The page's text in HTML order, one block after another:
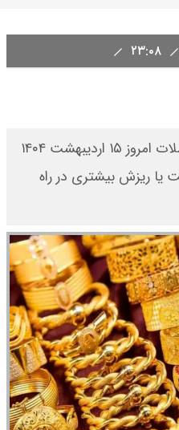
قیمت طلا و سکه در پایان معاملات امروز ۱۵ اردیبهشت ۱۴۰۴
یا ریزش بیشتری در راه